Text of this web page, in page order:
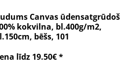
Canvas
kokvilna, bl.400g/m2,
bēšs, 101
līdz 19.50€ *